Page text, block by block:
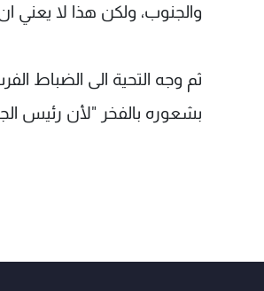
والجنوب، ولكن هذا لا يعني
ثم وجه التحية الى الضباط
بشعوره بالفخر "لأن رئيس